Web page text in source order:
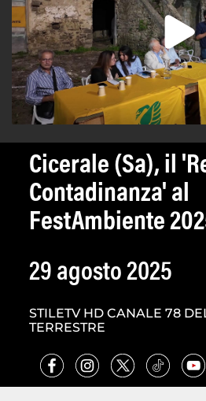
Cicerale (Sa), il
Contadinanza' al
FestAmbiente
29 agosto 2025
STILETV HD CANALE 78
TERRESTRE